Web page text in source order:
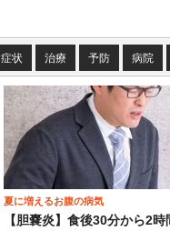
症状 治療 予防 病院
夏に増えるお腹の病気
【胆嚢炎】食後30分から2時